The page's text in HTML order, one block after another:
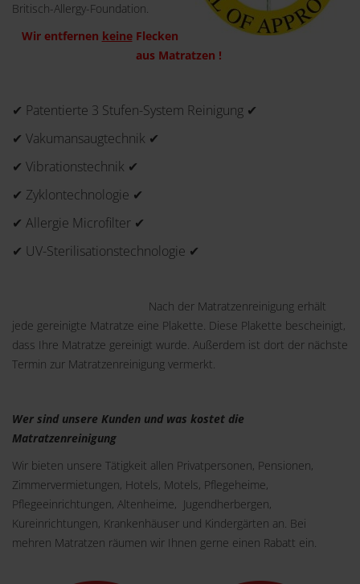
Britisch-Allergy-Foundation.
Wir entfernen keineFlecken
aus Matratzen !
✔ Patentierte 3 Stufen-System Reinigung ✔
✔ Vakumansaugtechnik ✔
✔ Vibrationstechnik ✔
✔ Zyklontechnologie ✔
✔ Allergie Microfilter ✔
✔ UV-Sterilisationstechnologie ✔
Nach der Matratzenreinigung erhält
jede gereinigte Matratze eine Plakette. Diese Plakette bescheinigt,
dass Ihre Matratze gereinigt wurde. Außerdem ist dort der nächste
Termin zur Matratzenreinigung vermerkt.
Wer sind unsere Kunden und was kostet die
Matratzenreinigung
Wir bieten unsere Tätigkeit allen Privatpersonen, Pensionen,
Zimmervermietungen, Hotels, Motels, Pflegeheime,
Pflegeeinrichtungen, Altenheime, Jugendherbergen,
Kureinrichtungen, Krankenhäuser und Kindergärten an. Bei
mehren Matratzen räumen wir Ihnen gerne einen Rabatt ein.